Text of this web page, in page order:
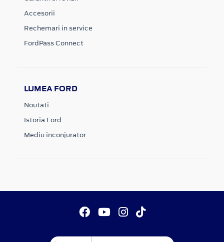
Accesorii
Rechemari in service
FordPass Connect
LUMEA FORD
Noutati
Istoria Ford
Mediu inconjurator